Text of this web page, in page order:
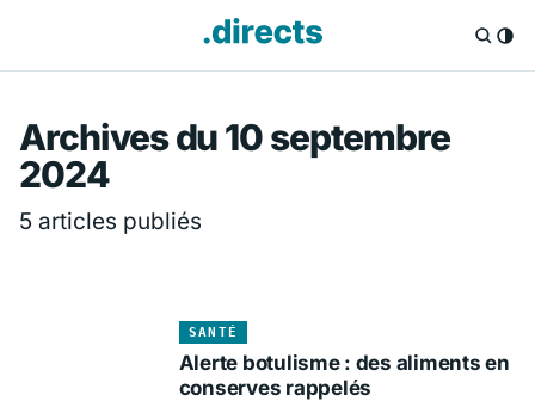
Directs.fr —
Archives du 10 septembre
2024
5 articles publiés
SANTÉ
Alerte botulisme : des aliments en
conserves rappelés